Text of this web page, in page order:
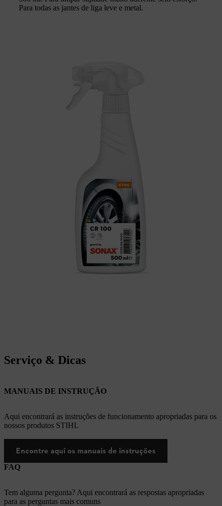
Para todas as jantes de liga leve e metal.
Serviço & Dicas
MANUAIS DE INSTRUÇÃO
Aqui encontrará as instruções de funcionamento apropriadas para os
nossos produtos STIHL
Encontre aqui os manuais de instruções
FAQ
Tem alguma pergunta? Aqui encontrará as respostas apropriadas
para as perguntas mais comuns